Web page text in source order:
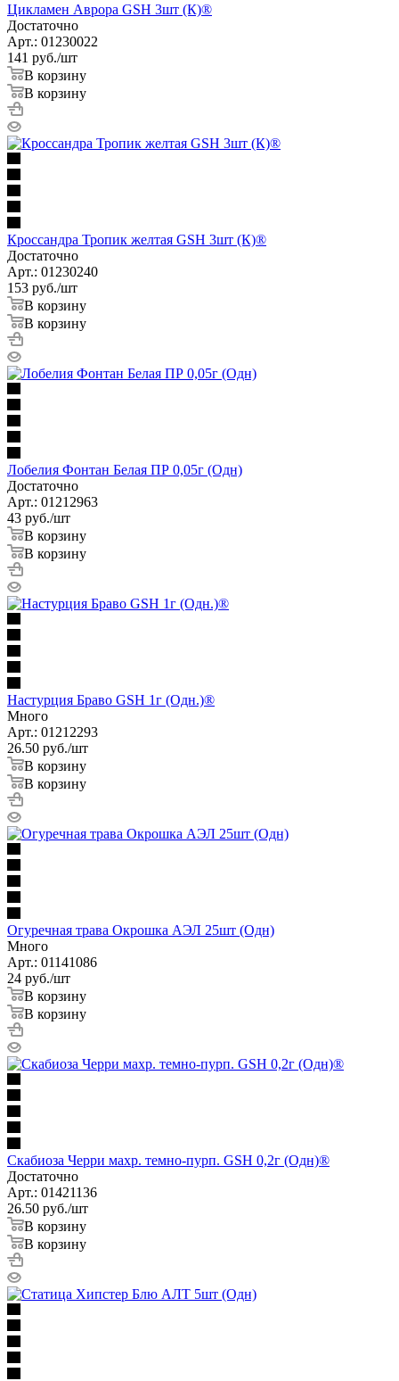
Цикламен Аврора GSH 3шт (К)®
Достаточно
Арт.: 01230022
141 руб./шт
В корзину
В корзину
Кроссандра Тропик желтая GSH 3шт (К)®
Достаточно
Арт.: 01230240
153 руб./шт
В корзину
В корзину
Лобелия Фонтан Белая ПР 0,05г (Одн)
Достаточно
Арт.: 01212963
43 руб./шт
В корзину
В корзину
Настурция Браво GSH 1г (Одн.)®
Много
Арт.: 01212293
26.50 руб./шт
В корзину
В корзину
Огуречная трава Окрошка АЭЛ 25шт (Одн)
Много
Арт.: 01141086
24 руб./шт
В корзину
В корзину
Скабиоза Черри махр. темно-пурп. GSH 0,2г (Одн)®
Достаточно
Арт.: 01421136
26.50 руб./шт
В корзину
В корзину